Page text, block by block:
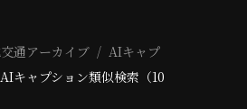
通アーカイブ
AIキャプ
AIキャプション類似検索（10